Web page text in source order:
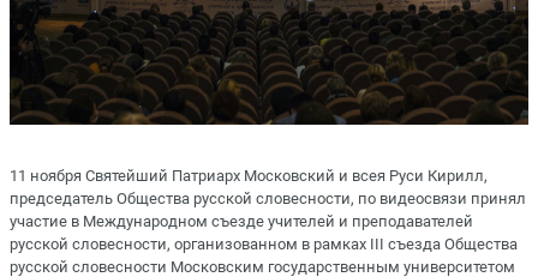
11 ноября Святейший Патриарх Московский и всея Руси Кирилл,
председатель Общества русской словесности, по видеосвязи принял
участие в Международном съезде учителей и преподавателей
русской словесности, организованном в рамках III съезда Общества
русской словесности Московским государственным университетом